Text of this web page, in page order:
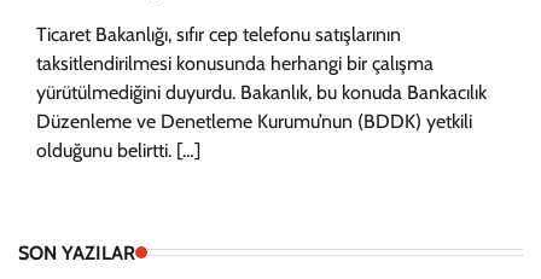
Ticaret Bakanlığı, sıfır cep telefonu satışlarının
taksitlendirilmesi konusunda herhangi bir çalışma
yürütülmediğini duyurdu. Bakanlık, bu konuda Bankacılık
Düzenleme ve Denetleme Kurumu’nun (BDDK) yetkili
olduğunu belirtti. […]
SON YAZILAR